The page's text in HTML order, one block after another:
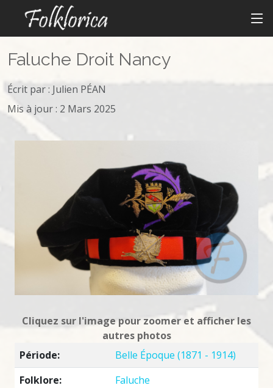
Faluche Droit Nancy
Écrit par : Julien PÉAN
Mis à jour : 2 Mars 2025
Cliquez sur l'image pour zoomer et afficher les
autres photos
Période:
Belle Époque (1871 - 1914)
Folklore:
Faluche